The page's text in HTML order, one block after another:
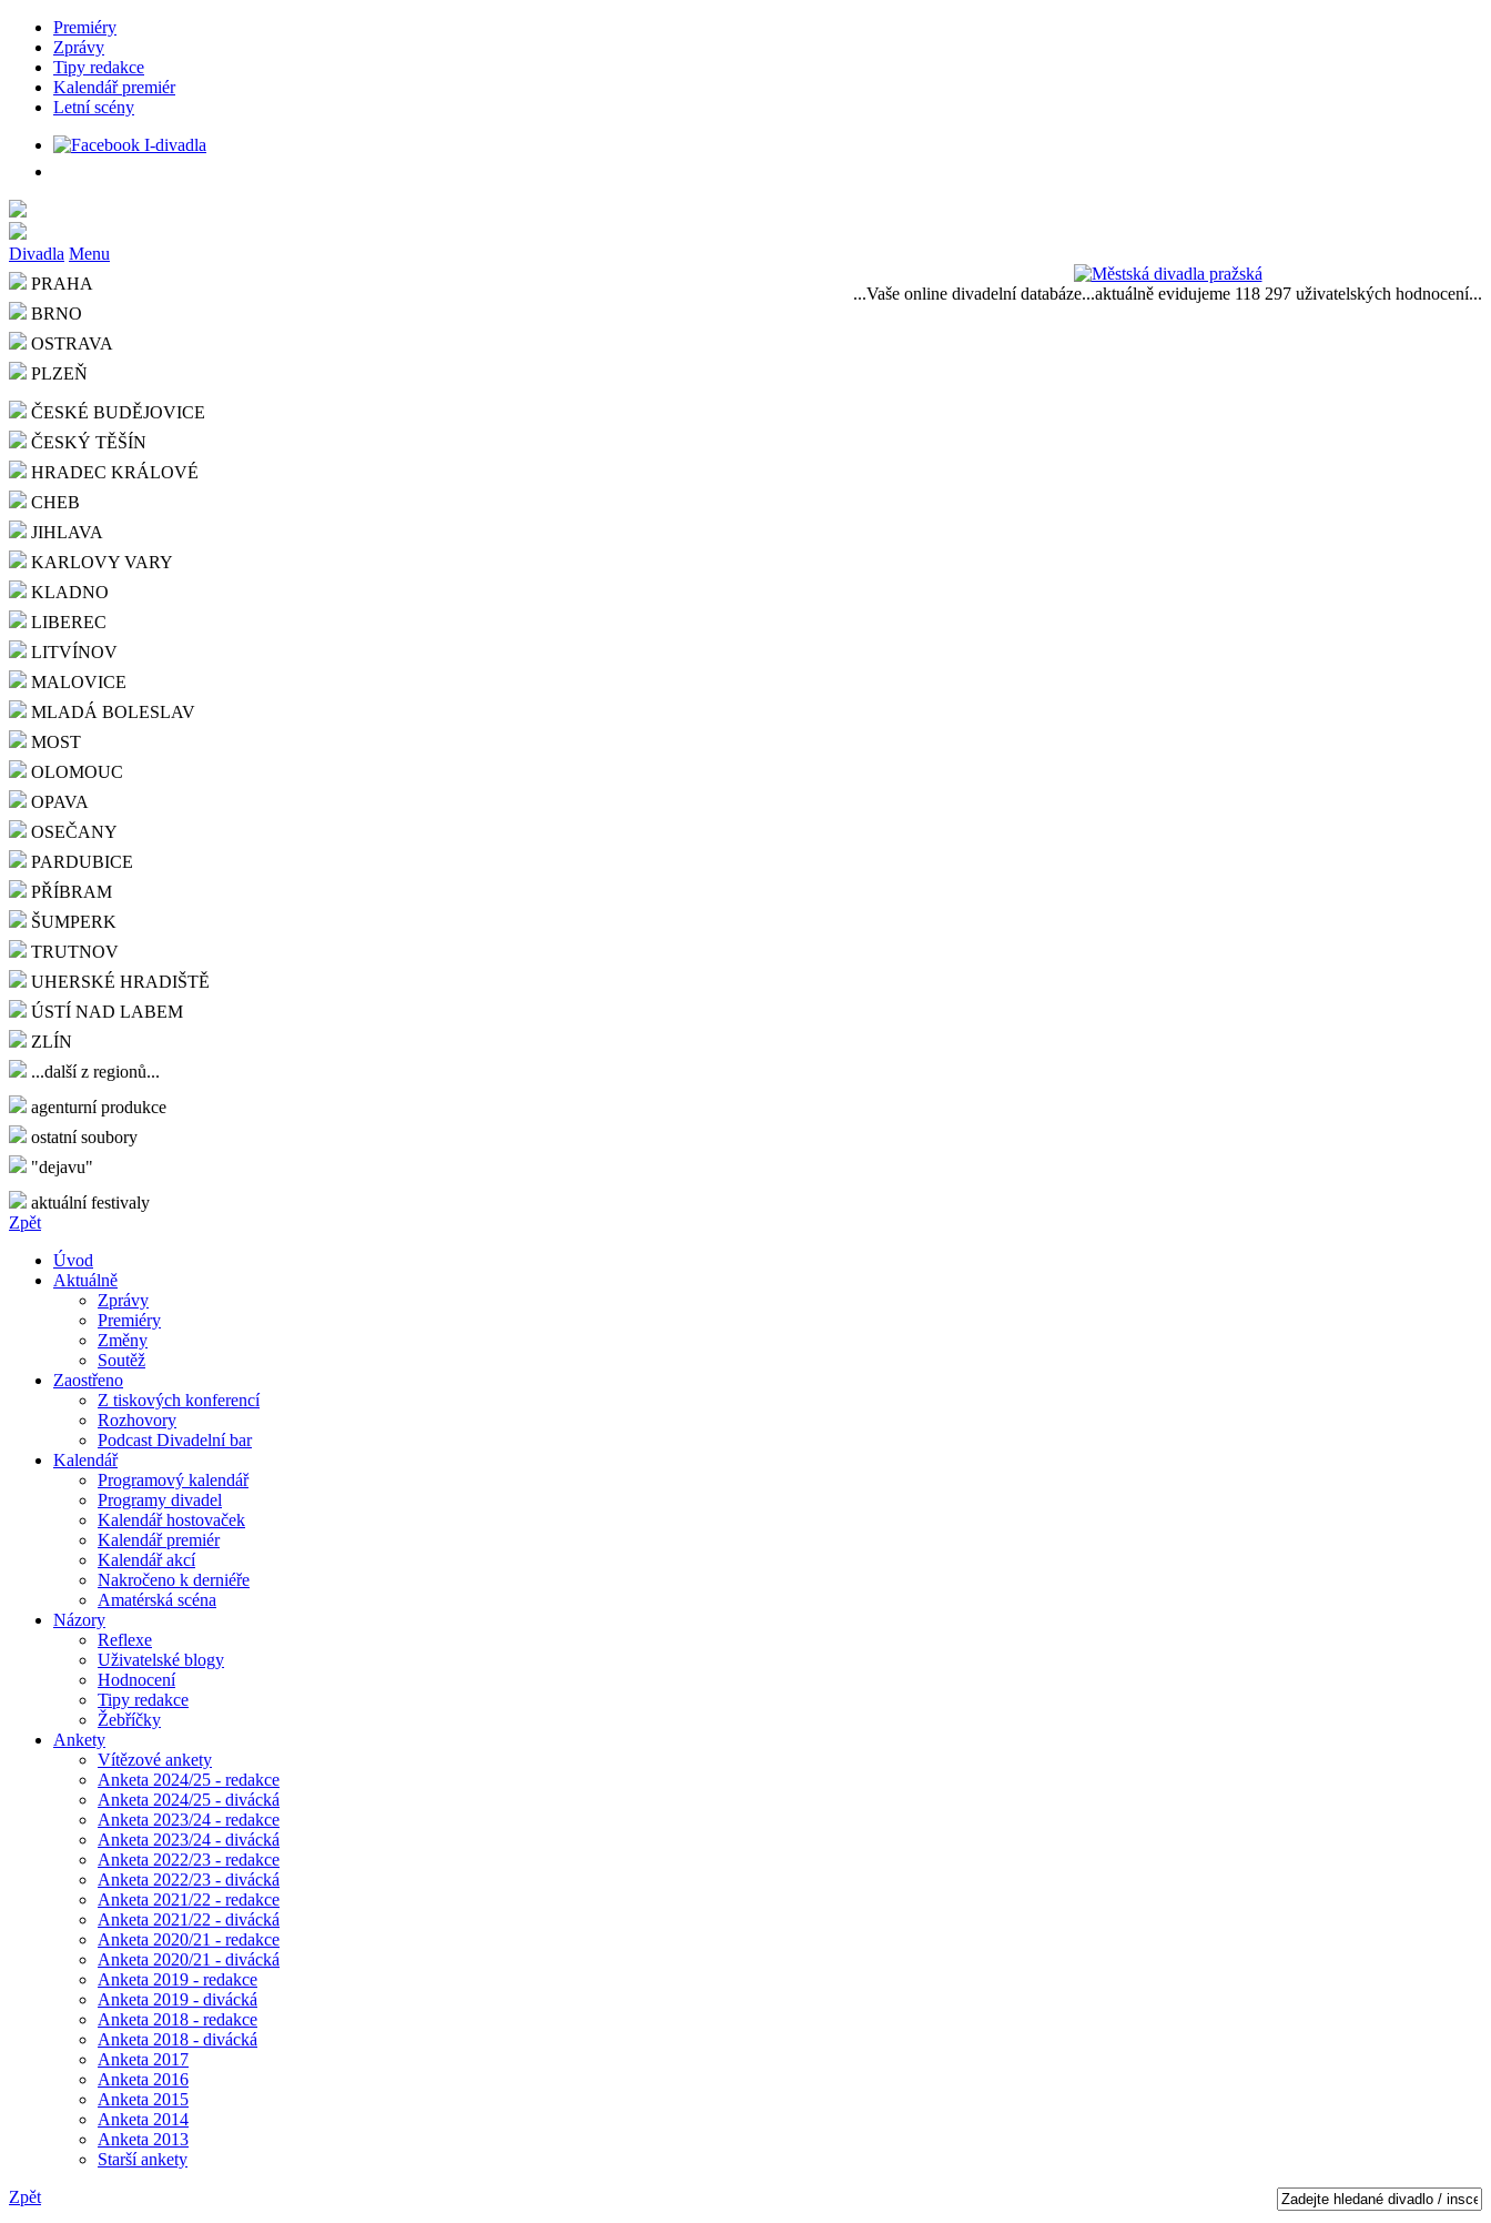
Premiéry
Zprávy
Tipy redakce
Kalendář premiér
Letní scény
Divadla Menu
...Vaše online divadelní databáze...aktuálně evidujeme 118 297 uživatelských hodnocení...
PRAHA
BRNO
OSTRAVA
PLZEŇ
ČESKÉ BUDĚJOVICE
ČESKÝ TĚŠÍN
HRADEC KRÁLOVÉ
CHEB
JIHLAVA
KARLOVY VARY
KLADNO
LIBEREC
LITVÍNOV
MALOVICE
MLADÁ BOLESLAV
MOST
OLOMOUC
OPAVA
OSEČANY
PARDUBICE
PŘÍBRAM
ŠUMPERK
TRUTNOV
UHERSKÉ HRADIŠTĚ
ÚSTÍ NAD LABEM
ZLÍN
...další z regionů...
agenturní produkce
ostatní soubory
"dejavu"
aktuální festivaly
Zpět
Úvod
Aktuálně
Zprávy
Premiéry
Změny
Soutěž
Zaostřeno
Z tiskových konferencí
Rozhovory
Podcast Divadelní bar
Kalendář
Programový kalendář
Programy divadel
Kalendář hostovaček
Kalendář premiér
Kalendář akcí
Nakročeno k derniéře
Amatérská scéna
Názory
Reflexe
Uživatelské blogy
Hodnocení
Tipy redakce
Žebříčky
Ankety
Vítězové ankety
Anketa 2024/25 - redakce
Anketa 2024/25 - divácká
Anketa 2023/24 - redakce
Anketa 2023/24 - divácká
Anketa 2022/23 - redakce
Anketa 2022/23 - divácká
Anketa 2021/22 - redakce
Anketa 2021/22 - divácká
Anketa 2020/21 - redakce
Anketa 2020/21 - divácká
Anketa 2019 - redakce
Anketa 2019 - divácká
Anketa 2018 - redakce
Anketa 2018 - divácká
Anketa 2017
Anketa 2016
Anketa 2015
Anketa 2014
Anketa 2013
Starší ankety
Zpět